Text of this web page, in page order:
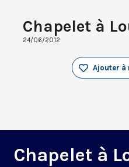
Chapelet à
24/06/2012
Ajouter à
Chapelet à